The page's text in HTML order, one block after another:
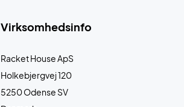
Virksomhedsinfo
Racket House ApS
Holkebjergvej 120
5250 Odense SV